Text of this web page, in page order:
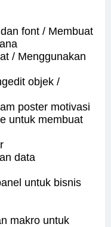
font / Membuat
/ Menggunakan
objek /
poster motivasi
untuk membuat
data
untuk bisnis
makro untuk